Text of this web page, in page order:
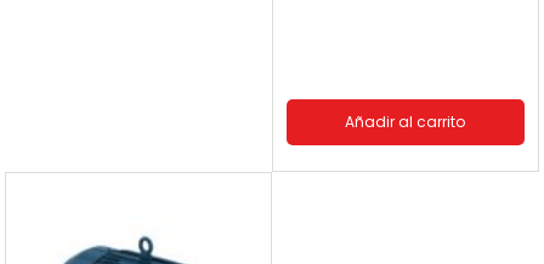
Añadir al carrito